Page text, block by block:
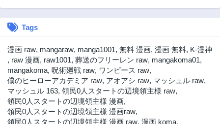
第57話
第55話
2年前
第54話
2年前
第53話
2年前
第52話
3年前
第51話
3年前
第50話
3年前
Tags
漫画 raw, mangaraw, manga1001, 無料 漫画, 漫画 無料, K-漫神
, raw 漫画, raw1001, 葬送のフリーレン raw, mangakoma01,
mangakoma, 呪術廻戦 raw, ワンピース raw,
僕のヒーローアカデミア raw, アオアシ raw, マッシュル raw,
マッシュル 163, 領民0人スタートの辺境領主様 raw,
領民0人スタートの辺境領主様 漫画,
領民0人スタートの辺境領主様 漫画raw,
領民0人スタートの辺境領主様 漫画 raw, 漫画 koma,